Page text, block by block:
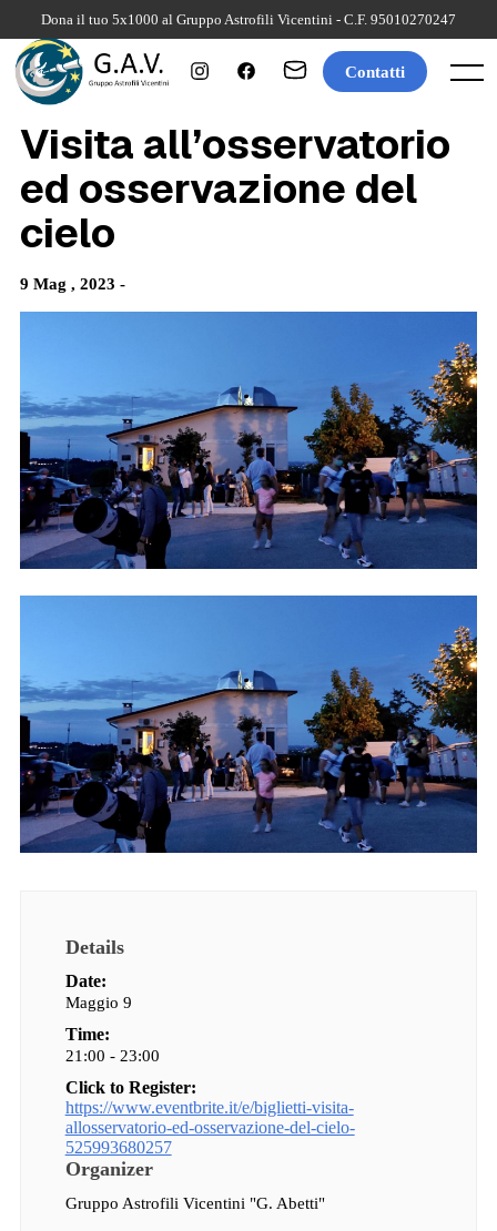
content
Dona il tuo 5x1000 al Gruppo Astrofili Vicentini - C.F. 95010270247
Menu
Contatti
Visita all’osservatorio
ed osservazione del
cielo
9 Mag , 2023 -
Details
Date:
Maggio 9
Time:
21:00 - 23:00
Click to Register:
https://www.eventbrite.it/e/biglietti-visita-
allosservatorio-ed-osservazione-del-cielo-
525993680257
Organizer
Gruppo Astrofili Vicentini "G. Abetti"